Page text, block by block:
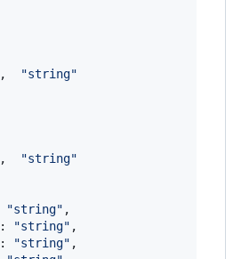
, "string"
, "string"
"string" ,
: "string" ,
: "string" ,